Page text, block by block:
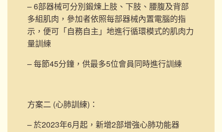
– 6部器械可分別鍛煉上肢、下肢、腰腹及背部
多組肌肉，參加者依照每部器械內置電腦的指
示，便可「自務自主」地進行循環模式的肌肉力
量訓練
– 每節45分鐘，供最多5位會員同時進行訓練
方案二 (心肺訓練) ：
– 於2023年6月起，新增2部增強心肺功能器